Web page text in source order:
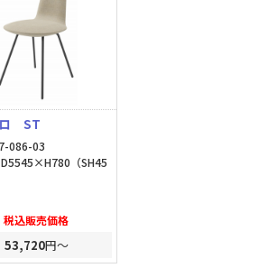
ロ ST
086-03
（SH45
税込販売価格
53,720円～